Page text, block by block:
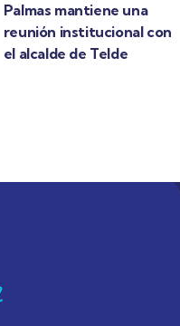
Palmas mantiene una
reunión institucional con
el alcalde de Telde